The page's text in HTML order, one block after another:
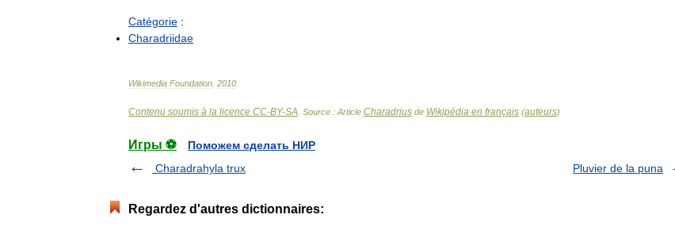
Catégorie :
Charadriidae
Wikimedia Foundation 2010
Contenu soumis à la licence CC-BY-SA . Source : Article Charadrius de Wikipédia en français (auteurs)
Игры ⚽
Поможем сделать НИР
Charadrahyla trux
Pluvier de la puna
Regardez d'autres dictionnaires: